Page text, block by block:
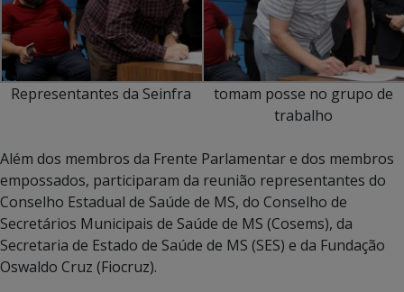
Representantes da Seinfra
tomam posse no grupo de
trabalho
Além dos membros da Frente Parlamentar e dos membros
empossados, participaram da reunião representantes do
Conselho Estadual de Saúde de MS, do Conselho de
Secretários Municipais de Saúde de MS (Cosems), da
Secretaria de Estado de Saúde de MS (SES) e da Fundação
Oswaldo Cruz (Fiocruz).